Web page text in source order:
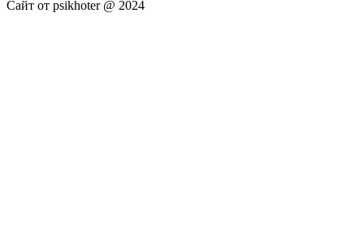
Сайт от psikhoter @ 2024